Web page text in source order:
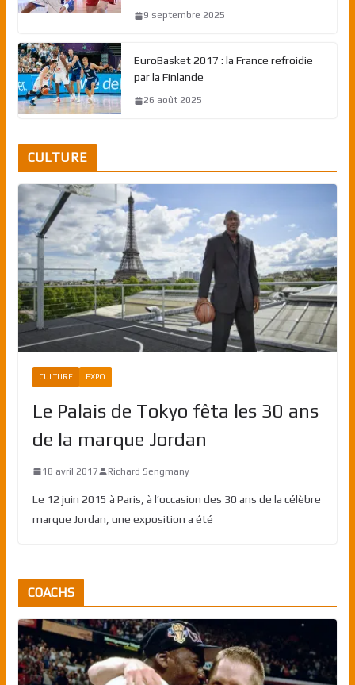
9 septembre 2025
EuroBasket 2017 : la France refroidie
par la Finlande
26 août 2025
CULTURE
CULTURE EXPO
Le Palais de Tokyo fêta les 30 ans
de la marque Jordan
18 avril 2017 Richard Sengmany
Le 12 juin 2015 à Paris, à l’occasion des 30 ans de la célèbre
marque Jordan, une exposition a été
COACHS